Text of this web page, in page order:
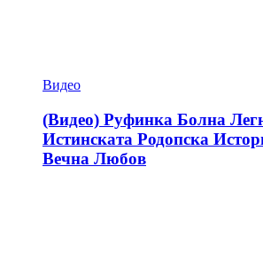
Видео
(Видео) Руфинка Болна
Истинската Родопска
Вечна Любов